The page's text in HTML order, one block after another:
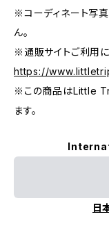
※コーディネート写真
ん。
※通販サイトご利用に
https://
※この商品はLittle
ます。
日